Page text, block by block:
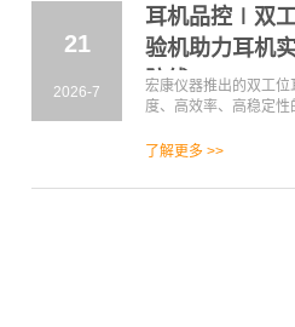
21
2026-7
耳机品控∣双
验机助力耳机
防线
宏康仪器推出的双工
度、高效率、高稳定
了解更多 >>